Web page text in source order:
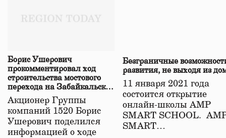
Борис Ушерович
прокомментировал ход
строительства мостового
перехода на Забайкальской
железной дороге
Акционер Группы
компаний 1520 Борис
Ушерович поделился
информацией о ходе
Безграничные
развития, не выходя из
11 января 2021 года
состоится открытие
онлайн-школы АМР
SMART SCHOOL.
SMART…